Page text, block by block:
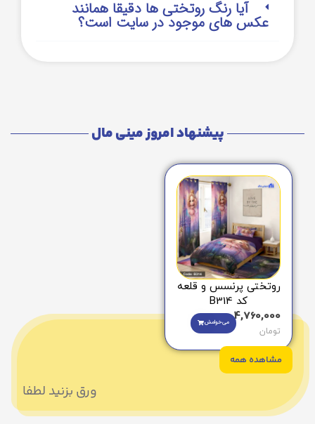
آیا رنگ روتختی ها دقیقا همانند
عکس های موجود در سایت است؟
پیشنهاد امروز مینی مال
روتختی پرنسس و قلعه
کد B314
4,760,000
تومان
می‌خوامش
مشاهده همه
ورق بزنید لطفا